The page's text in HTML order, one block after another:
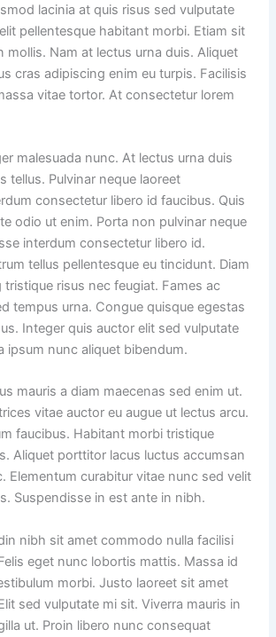
lacinia at quis risus sed vulputate
pellentesque habitant morbi. Etiam sit
mollis. Nam at lectus urna duis. Aliquet
cras adipiscing enim eu turpis. Facilisis
vitae tortor. At consectetur lorem
malesuada nunc. At lectus urna duis
tellus. Pulvinar neque laoreet
consectetur libero id faucibus. Quis
odio ut enim. Porta non pulvinar neque
interdum consectetur libero id.
tellus pellentesque eu tincidunt. Diam
risus nec feugiat. Fames ac
tempus urna. Congue quisque egestas
Integer quis auctor elit sed vulputate
ipsum nunc aliquet bibendum.
mauris a diam maecenas sed enim ut.
vitae auctor eu augue ut lectus arcu.
faucibus. Habitant morbi tristique
Aliquet porttitor lacus luctus accumsan
Elementum curabitur vitae nunc sed velit
Suspendisse in est ante in nibh.
nibh sit amet commodo nulla facilisi
eget nunc lobortis mattis. Massa id
morbi. Justo laoreet sit amet
sed vulputate mi sit. Viverra mauris in
ut. Proin libero nunc consequat